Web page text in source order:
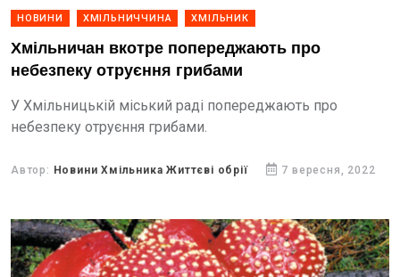
НОВИНИ ХМІЛЬНИЧЧИНА ХМІЛЬНИК
Хмільничан вкотре попереджають про
небезпеку отруєння грибами
У Хмільницькій міський раді попереджають про
небезпеку отруєння грибами.
Автор: Новини Хмільника Життєві обрії 7 вересня, 2022